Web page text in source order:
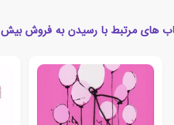
های مرتبط با رسیدن به فروش